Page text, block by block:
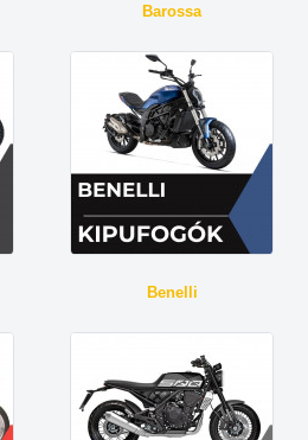
Barossa
Benelli